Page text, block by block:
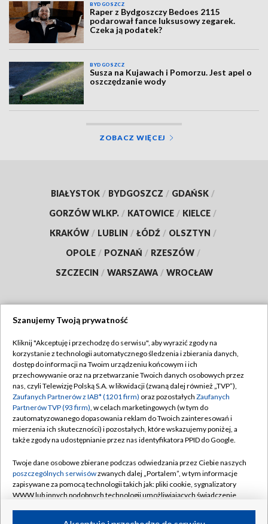
BYDGOSZCZ
Raper z Bydgoszczy Bedoes 2115
podarował fance luksusowy zegarek.
Czeka ją podatek?
BYDGOSZCZ
Susza na Kujawach i Pomorzu. Jest apel o
oszczędzanie wody
ZOBACZ WIĘCEJ
BIAŁYSTOK / BYDGOSZCZ / GDAŃSK /
GORZÓW WLKP. / KATOWICE / KIELCE /
KRAKÓW / LUBLIN / ŁÓDŹ / OLSZTYN /
OPOLE / POZNAŃ / RZESZÓW /
SZCZECIN / WARSZAWA / WROCŁAW
TVP
Abonament TVP
Emisja w TVP
Centrum informacji TVP
Naziemna Telewizja Cyfrowa
Rada Programowa
System NOS
Informacje o nadawcy
Regulamin TVP
Polityka prywatności
Moje zgody
Pomoc
Kontakt
Kanały
Szanujemy Twoją prywatność
Kliknij "Akceptuję i przechodzę do serwisu", aby wyrazić zgody na
korzystanie z technologii automatycznego śledzenia i zbierania danych,
dostęp do informacji na Twoim urządzeniu końcowym i ich
przechowywanie oraz na przetwarzanie Twoich danych osobowych przez
nas, czyli Telewizję Polską S.A. w likwidacji (zwaną dalej również „TVP”),
Zaufanych Partnerów z IAB* (1201 firm) oraz pozostałych Zaufanych
Partnerów TVP (93 firm), w celach marketingowych (w tym do
zautomatyzowanego dopasowania reklam do Twoich zainteresowań i
mierzenia ich skuteczności) i pozostałych, które wskazujemy poniżej, a
także zgody na udostępnianie przez nas identyfikatora PPID do Google.
Twoje dane osobowe zbierane podczas odwiedzania przez Ciebie naszych
poszczególnych serwisówzwanych dalej „Portalem”, w tym informacje
zapisywane za pomocą technologii takich jak: pliki cookie, sygnalizatory
WWW lub innych podobnych technologii umożliwiających świadczenie